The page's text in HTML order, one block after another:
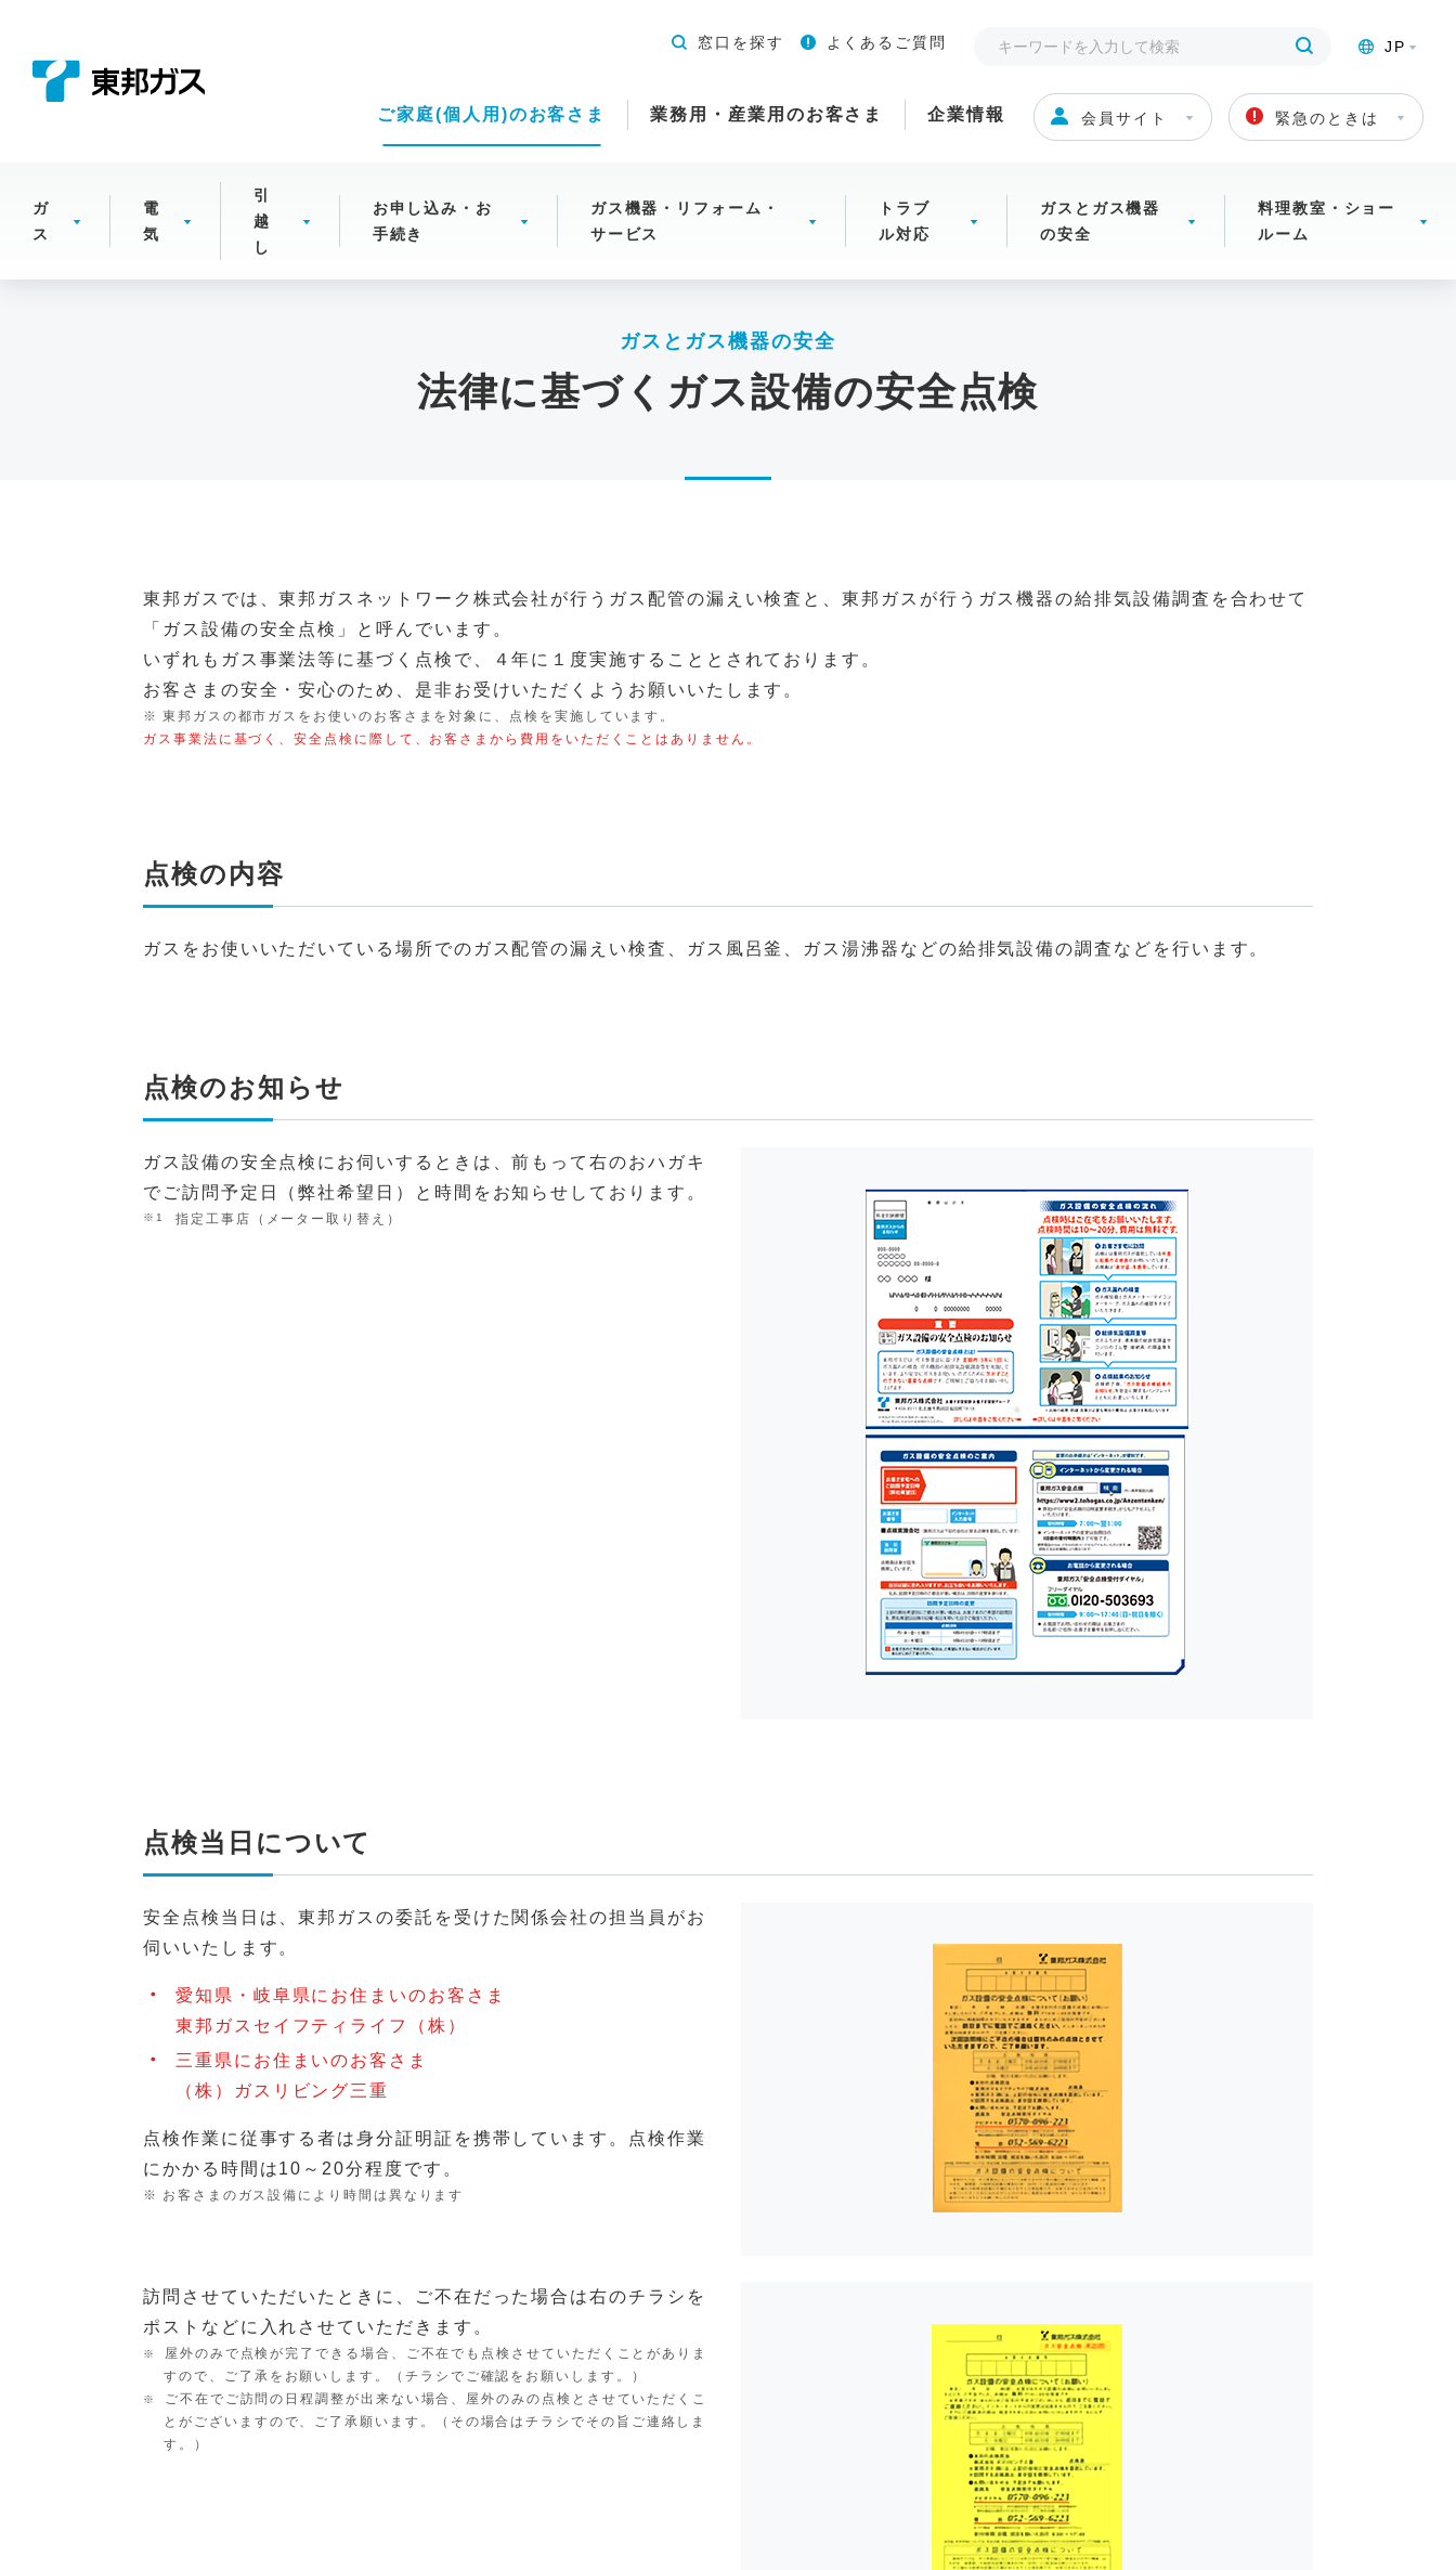
会員サイト 緊急のときは
JP
ご家庭(個人用)のお客さま 業務用・産業用のお客さま 企業情報
窓口を探す よくあるご質問
ガ
ス
電
気
引
越
し
お申し込み・お
手続き
ガス機器・リフォーム・
サービス
トラブ
ル対応
ガスとガス機器
の安全
料理教室・ショー
ルーム
ガスとガス機器の安全
法律に基づくガス設備の安全点検
東邦ガスでは、東邦ガスネットワーク株式会社が行うガス配管の漏えい検査と、東邦ガスが行うガス機器の給排気設備調査を合わせて
「ガス設備の安全点検」と呼んでいます。
いずれもガス事業法等に基づく点検で、４年に１度実施することとされております。
お客さまの安全・安心のため、是非お受けいただくようお願いいたします。
東邦ガスの都市ガスをお使いのお客さまを対象に、点検を実施しています。
ガス事業法に基づく、安全点検に際して、お客さまから費用をいただくことはありません。
点検の内容
ガスをお使いいただいている場所でのガス配管の漏えい検査、ガス風呂釜、ガス湯沸器などの給排気設備の調査などを行います。
点検のお知らせ
ガス設備の安全点検にお伺いするときは、前もって右のおハガキ
でご訪問予定日（弊社希望日）と時間をお知らせしております。
指定工事店（メーター取り替え）
点検当日について
安全点検当日は、東邦ガスの委託を受けた関係会社の担当員がお
伺いいたします。
愛知県・岐阜県にお住まいのお客さま
東邦ガスセイフティライフ（株）
三重県にお住まいのお客さま
（株）ガスリビング三重
点検作業に従事する者は身分証明証を携帯しています。点検作業
にかかる時間は10～20分程度です。
お客さまのガス設備により時間は異なります
訪問させていただいたときに、ご不在だった場合は右のチラシを
ポストなどに入れさせていただきます。
屋外のみで点検が完了できる場合、ご不在でも点検させていただくことがありま
すので、ご了承をお願いします。（チラシでご確認をお願いします。）
ご不在でご訪問の日程調整が出来ない場合、屋外のみの点検とさせていただくこ
とがございますので、ご了承願います。（その場合はチラシでその旨ご連絡しま
す。）